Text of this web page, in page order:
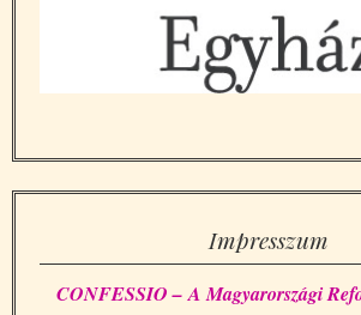
Impresszum
CONFESSIO – A Magyarországi